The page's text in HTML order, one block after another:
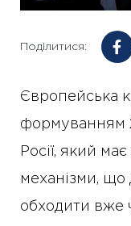
Поділитися:
Європейська
формуванням
Росії, який
механізми,
обходити вже